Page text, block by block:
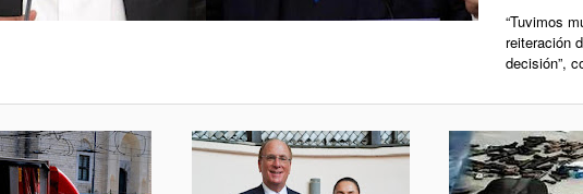
“Tuvimos
reiteración
decisión”,